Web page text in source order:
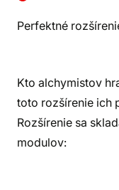
Perfektné
Kto alchymistov
toto rozšírenie ich
Rozšírenie sa
modulov: